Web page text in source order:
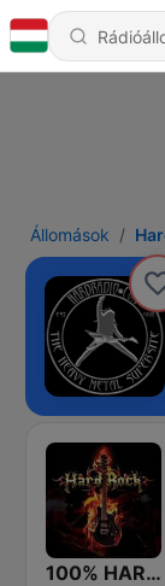
Állomások
100% HARD ROCK